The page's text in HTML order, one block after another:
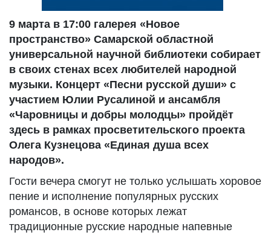
9 марта в 17:00 галерея «Новое
пространство» Самарской областной
универсальной научной библиотеки собирает
в своих стенах всех любителей народной
музыки. Концерт «Песни русской души» с
участием Юлии Русалиной и ансамбля
«Чаровницы и добры молодцы» пройдёт
здесь в рамках просветительского проекта
Олега Кузнецова «Единая душа всех
народов».
Гости вечера смогут не только услышать хоровое
пение и исполнение популярных русских
романсов, в основе которых лежат
традиционные русские народные напевные